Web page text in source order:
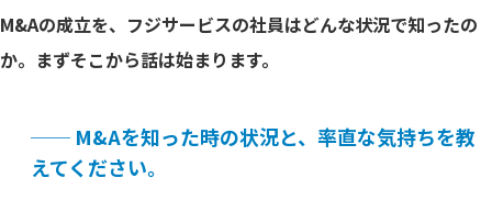
M&Aの成立を、フジサービスの社員はどんな状況で知ったの
か。まずそこから話は始まります。
── M&Aを知った時の状況と、率直な気持ちを教
えてください。